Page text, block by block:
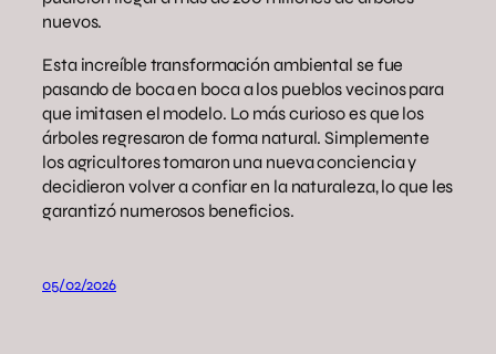
nuevos.
Esta increíble transformación ambiental se fue
pasando de boca en boca a los pueblos vecinos para
que imitasen el modelo. Lo más curioso es que los
árboles regresaron de forma natural. Simplemente
los agricultores tomaron una nueva conciencia y
decidieron volver a confiar en la naturaleza, lo que les
garantizó numerosos beneficios.
05/02/2026